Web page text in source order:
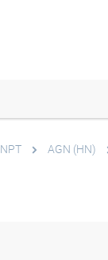
NPT AGN (HN)